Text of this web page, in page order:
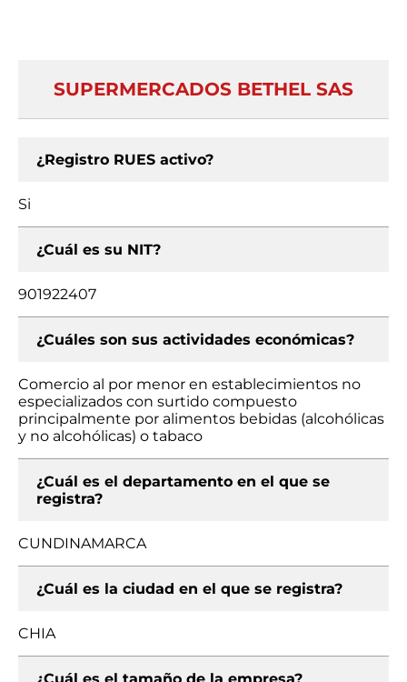
SUPERMERCADOS BETHEL SAS
¿Registro RUES activo?
Si
¿Cuál es su NIT?
901922407
¿Cuáles son sus actividades económicas?
Comercio al por menor en establecimientos no
especializados con surtido compuesto
principalmente por alimentos bebidas (alcohólicas
y no alcohólicas) o tabaco
¿Cuál es el departamento en el que se
registra?
CUNDINAMARCA
¿Cuál es la ciudad en el que se registra?
CHIA